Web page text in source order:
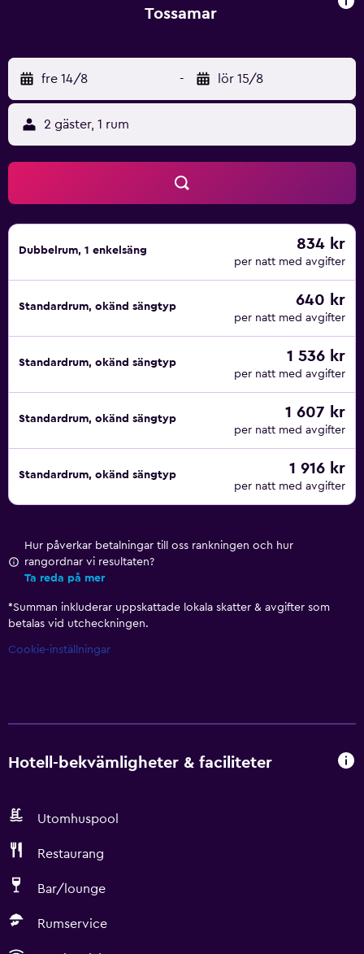
Tossamar
fre 14/8 - lör 15/8
2 gäster, 1 rum
Dubbelrum, 1 enkelsäng 834 kr
per natt med avgifter
Standardrum, okänd sängtyp 640 kr
per natt med avgifter
Standardrum, okänd sängtyp 1 536 kr
per natt med avgifter
Standardrum, okänd sängtyp 1 607 kr
per natt med avgifter
Standardrum, okänd sängtyp 1 916 kr
per natt med avgifter
Hur påverkar betalningar till oss rankningen och hur
rangordnar vi resultaten?
Ta reda på mer
*Summan inkluderar uppskattade lokala skatter & avgifter som
betalas vid utcheckningen.
Cookie-inställningar
Hotell-bekvämligheter & faciliteter
Utomhuspool
Restaurang
Bar/lounge
Rumservice